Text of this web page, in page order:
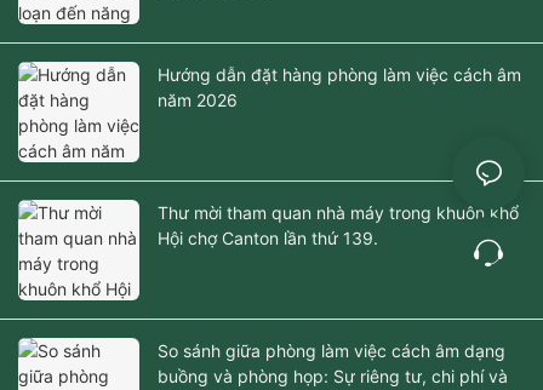
Hướng dẫn đặt hàng phòng làm việc cách âm
năm 2026
Thư mời tham quan nhà máy trong khuôn khổ
Hội chợ Canton lần thứ 139.
So sánh giữa phòng làm việc cách âm dạng
buồng và phòng họp: Sự riêng tư, chi phí và